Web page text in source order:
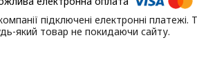
підключені електронні
який товар не покидаючи сайту.